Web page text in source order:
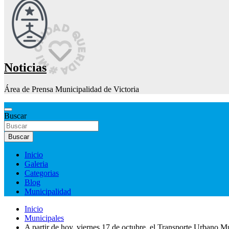
Noticias
Área de Prensa Municipalidad de Victoria
Buscar
Buscar
Inicio
Galeria
Categorias
Blog
Municipalidad
Inicio
Municipales
A partir de hoy, viernes 17 de octubre, el Transporte Urbano